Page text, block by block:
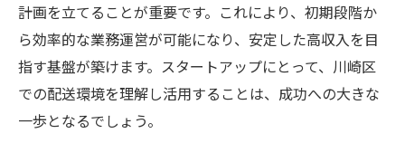
川崎区での物流ニーズの変化と機会
市場調査を通じた収益性の高いエリアの特
定
ビジネスエリアでの配送サービスの優位性
川崎区における消費者ニーズの分析
計画を立てることが重要です。これにより、初期段階か
ら効率的な業務運営が可能になり、安定した高収入を目
指す基盤が築けます。スタートアップにとって、川崎区
での配送環境を理解し活用することは、成功への大きな
一歩となるでしょう。